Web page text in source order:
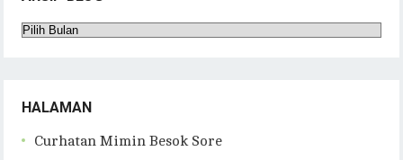
Arsip
HALAMAN
Curhatan Mimin Besok Sore